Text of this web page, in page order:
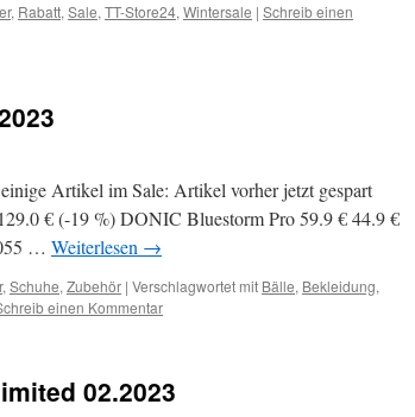
, Rabatt, Sale, TT-Store24, Wintersale | Schreib einen
Artikel im Sale: Artikel vorher jetzt gespart
€ (-19 %) DONIC Bluestorm Pro 59.9 € 44.9 €
… Weiterlesen →
, Schuhe, Zubehör | Verschlagwortet mit Bälle, Bekleidung,
einen Kommentar
02.2023